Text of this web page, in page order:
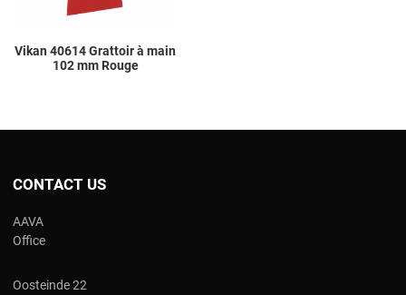
Vikan 40614 Grattoir à main
102 mm Rouge
CONTACT US
AAVA
Office
Oosteinde 22